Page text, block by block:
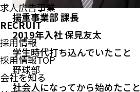
求人広告事業
RECRUIT
採用情報
採用情報TOP
会社を知る
揚重事業部 課長
2019年入社保見友太
学生時代打ち込んでいたこと
野球部
社会人になってから始めたこと